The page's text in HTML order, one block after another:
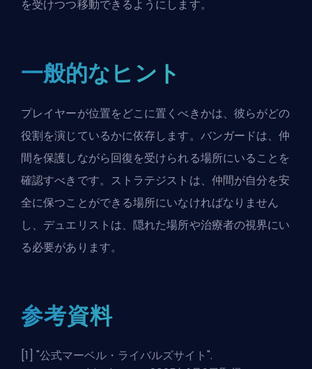
を受けつつ移動できるようにします。
一般的なヒント
プレイヤーが位置をどこに置くべきかは、彼らがどの
役割を演じているかに依存します。 バンガードは、仲
間を保護しながら回復を受けられる場所にいることを
確認すべきです。 ストラテジストは、仲間が自分を安
全に保つことができる場所にいなければなりません
し、 デュエリストは、隠れた場所や治療者の視界にい
る必要があります。
参考資料
[1] "公式マーベル・ライバルズサイト".